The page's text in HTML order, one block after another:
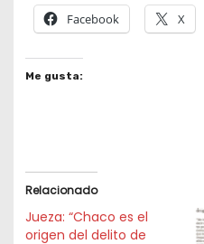
Facebook X
Me gusta:
Relacionado
Jueza: “Chaco es el
origen del delito de